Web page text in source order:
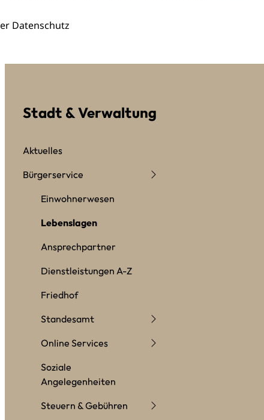
Datenschutz
Stadt & Verwaltung
Aktuelles
Bürgerservice
Einwohnerwesen
Lebenslagen
Ansprechpartner
Dienstleistungen A-Z
Friedhof
Standesamt
Online Services
Soziale
Angelegenheiten
Steuern & Gebühren